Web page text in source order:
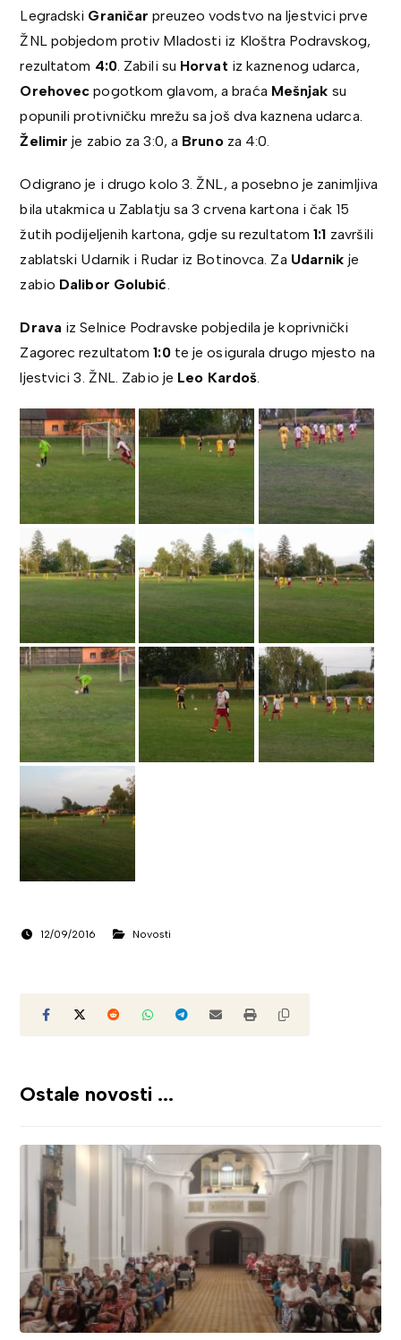
Legradski Graničar preuzeo vodstvo na ljestvici prve
ŽNL pobjedom protiv Mladosti iz Kloštra Podravskog,
rezultatom 4:0. Zabili su Horvat iz kaznenog udarca,
Orehovec pogotkom glavom, a braća Mešnjak su
popunili protivničku mrežu sa još dva kaznena udarca.
Želimir je zabio za 3:0, a Brunoza 4:0.
Odigrano je i drugo kolo 3. ŽNL, a posebno je zanimljiva
bila utakmica u Zablatju sa 3 crvena kartona i čak 15
žutih podijeljenih kartona, gdje su rezultatom1:1 završili
zablatski Udarnik i Rudar iz Botinovca. Za Udarnik je
zabio Dalibor Golubić.
Drava iz Selnice Podravske pobjedila je koprivnički
Zagorec rezultatom1:0te je osigurala drugo mjesto na
ljestvici 3. ŽNL. Zabio je Leo Kardoš.
12/09/2016 Novosti
Ostale novosti ...